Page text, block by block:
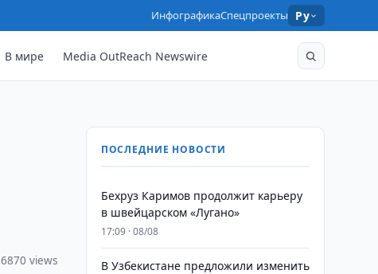
ИнфографикаСпецпроекты Ру
В мире Media OutReach Newswire
6870 views
ПОСЛЕДНИЕ НОВОСТИ
Бехруз Каримов продолжит карьеру
в швейцарском «Лугано»
17:09 · 08/08
В Узбекистане предложили изменить